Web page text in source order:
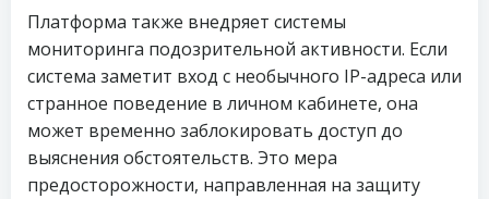
Платформа также внедряет системы
мониторинга подозрительной активности. Если
система заметит вход с необычного IP-адреса или
странное поведение в личном кабинете, она
может временно заблокировать доступ до
выяснения обстоятельств. Это мера
предосторожности, направленная на защиту